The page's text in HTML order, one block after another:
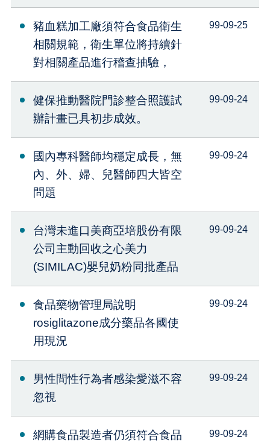
豬血糕加工廠須符合食品衛生
相關規範，衛生單位將持續針
對相關產品進行稽查抽驗，
99-09-25
健保推動醫院門診整合照護試
辦計畫已具初步成效。
99-09-24
國內專科醫師均穩定成長，無
內、外、婦、兒醫師四大皆空
問題
99-09-24
台灣未進口美商亞培股份有限
公司主動回收之心美力
(SIMILAC)嬰兒奶粉同批產品
99-09-24
食品藥物管理局說明
rosiglitazone成分藥品各國使
用現況
99-09-24
男性間性行為者感染愛滋不容
忽視
99-09-24
網購食品製造者仍須符合食品
99-09-24